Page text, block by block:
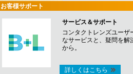
お客様サポート
サービス＆サポート
コンタクトレンズユーザ
なサービスと、疑問を解
から。
詳しくはこちら